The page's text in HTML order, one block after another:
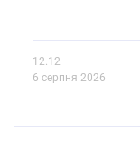
12.12
6 серпня 2026